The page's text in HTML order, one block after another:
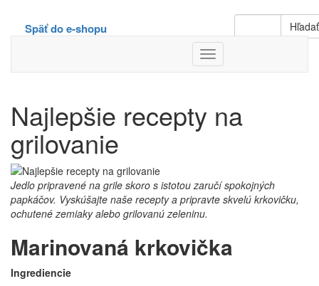
Hľadať
Späť do e-shopu
Toggle
Navigation
Najlepšie recepty na
grilovanie
Jedlo pripravené na grile skoro s istotou zaručí spokojných
papkáčov. Vyskúšajte naše recepty a pripravte skvelú krkovičku,
ochutené zemiaky alebo grilovanú zeleninu.
Marinovaná krkovička
Ingrediencie